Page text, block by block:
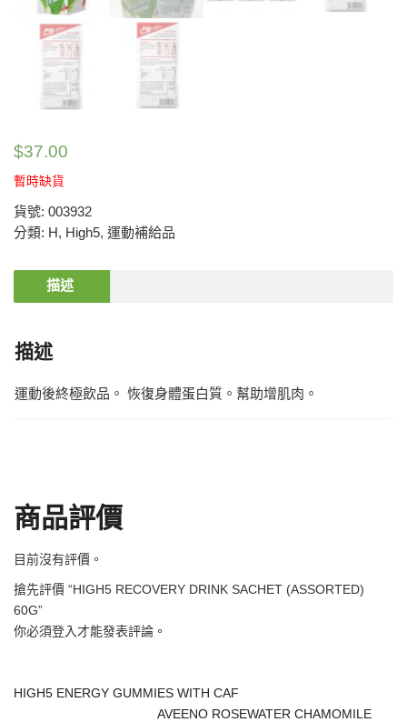
$37.00
暫時缺貨
貨號: 003932
分類: H, High5, 運動補給品
描述
描述
運動後終極飲品。 恢復身體蛋白質。幫助增肌肉。
商品評價
目前沒有評價。
搶先評價 “HIGH5 RECOVERY DRINK SACHET (ASSORTED)
60G”
你必須登入 才能發表評論。
HIGH5 ENERGY GUMMIES WITH CAF
AVEENO ROSEWATER CHAMOMILE